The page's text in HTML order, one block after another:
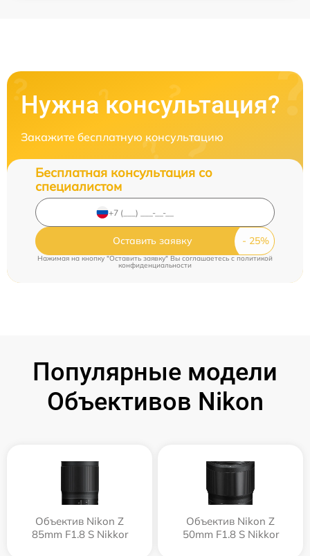
Нужна консультация?
Закажите бесплатную консультацию
Бесплатная консультация со
специалистом
Оставить заявку
Нажимая на кнопку "Оставить заявку" Вы соглашаетесь cполитикой
конфиденциальности
Популярные модели
Объективов Nikon
Объектив Nikon Z
85mm F1.8 S Nikkor
Объектив Nikon Z
50mm F1.8 S Nikkor